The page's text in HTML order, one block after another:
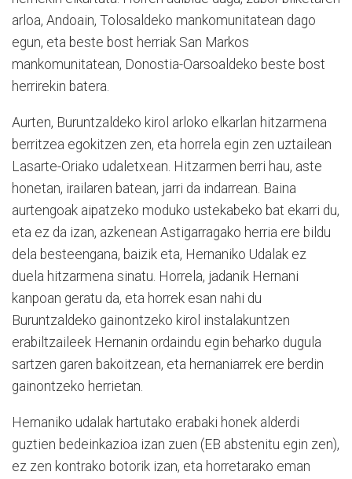
arloa, Andoain, Tolosaldeko mankomunitatean dago
egun, eta beste bost herriak San Markos
mankomunitatean, Donostia-Oarsoaldeko beste bost
herrirekin batera.
Aurten, Buruntzaldeko kirol arloko elkarlan hitzarmena
berritzea egokitzen zen, eta horrela egin zen uztailean
Lasarte-Oriako udaletxean. Hitzarmen berri hau, aste
honetan, irailaren batean, jarri da indarrean. Baina
aurtengoak aipatzeko moduko ustekabeko bat ekarri du,
eta ez da izan, azkenean Astigarragako herria ere bildu
dela besteengana, baizik eta, Hernaniko Udalak ez
duela hitzarmena sinatu. Horrela, jadanik Hernani
kanpoan geratu da, eta horrek esan nahi du
Buruntzaldeko gainontzeko kirol instalakuntzen
erabiltzaileek Hernanin ordaindu egin beharko dugula
sartzen garen bakoitzean, eta hernaniarrek ere berdin
gainontzeko herrietan.
Hernaniko udalak hartutako erabaki honek alderdi
guztien bedeinkazioa izan zuen (EB abstenitu egin zen),
ez zen kontrako botorik izan, eta horretarako eman